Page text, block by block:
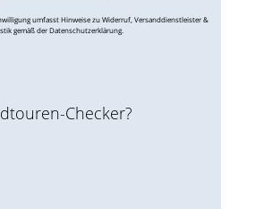
umfasst Hinweise zu Widerruf, Versanddienstleister &
gemäß der Datenschutzerklärung.
Checker?